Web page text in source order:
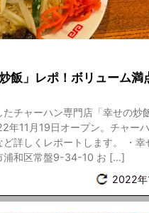
飯」レポ！ボリューム満
チャーハン専門店「幸せの炒
年11月19日オープン。チャー
ど詳しくレポートします。 ・幸
浦和区常盤9-34-10 お […]
2022年